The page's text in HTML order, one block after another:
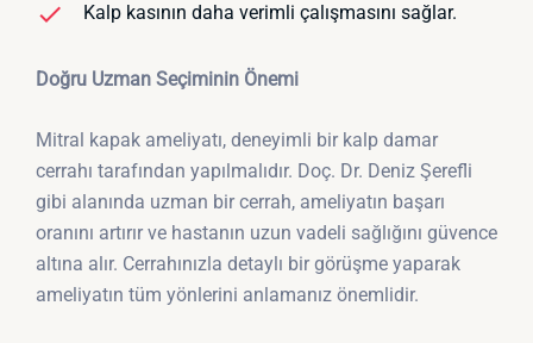
Kalp kasının daha verimli çalışmasını sağlar.
Doğru Uzman Seçiminin Önemi
Mitral kapak ameliyatı, deneyimli bir kalp damar
cerrahı tarafından yapılmalıdır. Doç. Dr. Deniz Şerefli
gibi alanında uzman bir cerrah, ameliyatın başarı
oranını artırır ve hastanın uzun vadeli sağlığını güvence
altına alır. Cerrahınızla detaylı bir görüşme yaparak
ameliyatın tüm yönlerini anlamanız önemlidir.